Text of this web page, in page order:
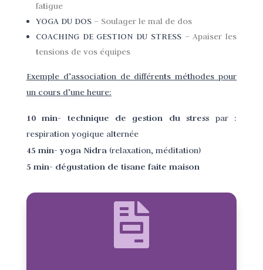
fatigue
YOGA DU DOS – Soulager le mal de dos
COACHING DE GESTION DU STRESS – Apaiser les
tensions de vos équipes
Exemple d’association de différents méthodes pour
un cours d’une heure:
10 min- technique de gestion du stress par :
respiration yogique alternée
45 min- yoga Nidra (relaxation, méditation)
5 min- dégustation de tisane faite maison